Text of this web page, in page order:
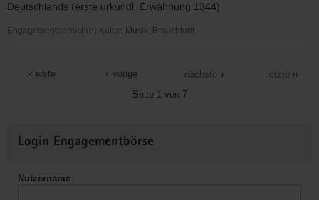
Deutschlands (erste urkundl. Erwähnung 1344)
Engagementbereich(e) Kultur, Musik, Brauchtum
Geharnischtenverein
erste
vorige
Seite 1 von 7
nächste letzte
Informationen
Login Engagementbörse
Nutzername